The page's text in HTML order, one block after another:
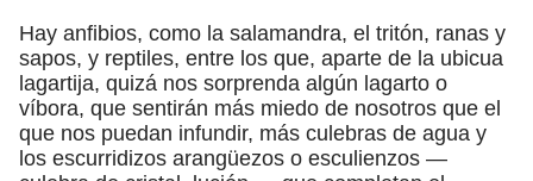
Hay anfibios, como la salamandra, el tritón, ranas y
sapos, y reptiles, entre los que, aparte de la ubicua
lagartija, quizá nos sorprenda algún lagarto o
víbora, que sentirán más miedo de nosotros que el
que nos puedan infundir, más culebras de agua y
los escurridizos arangüezos o esculienzos —